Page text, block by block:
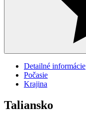
Detailné informácie
Počasie
Krajina
Taliansko